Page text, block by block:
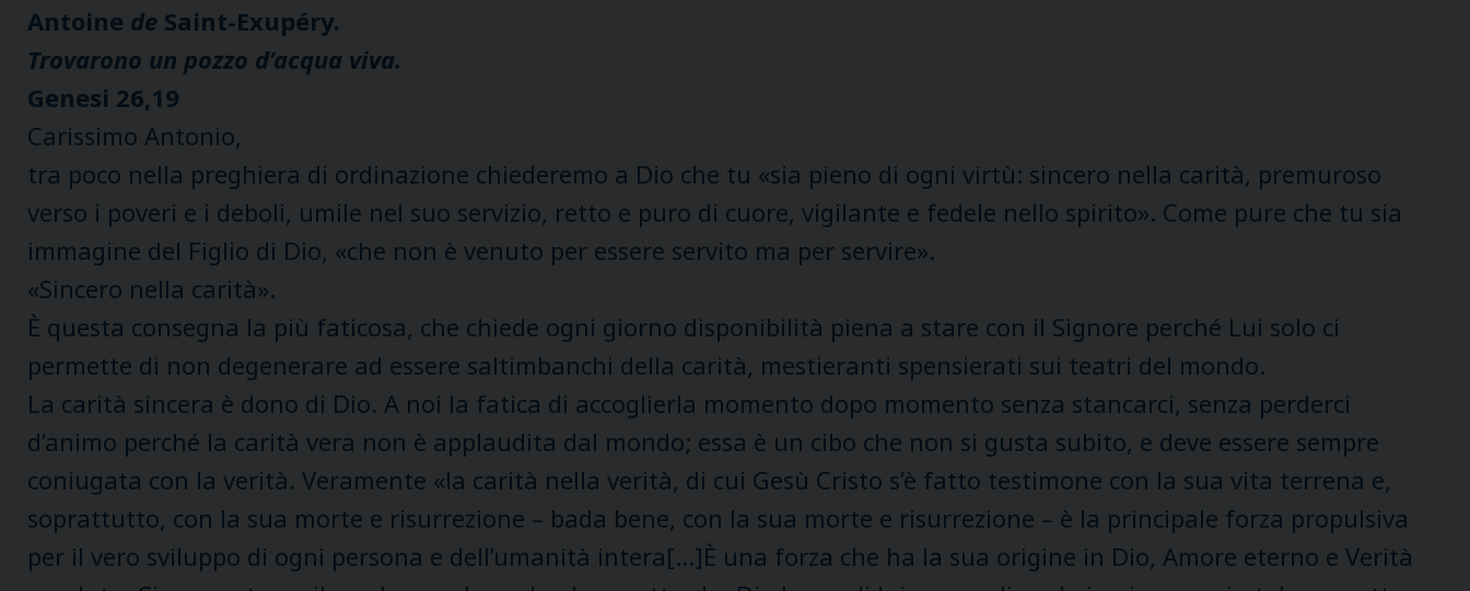
Antoine de Saint-Exupéry.
Trovarono un pozzo d’acqua viva.
Genesi 26,19
Carissimo Antonio,
tra poco nella preghiera di ordinazione chiederemo a Dio che tu «sia pieno di ogni virtù: sincero nella carità, premuroso
verso i poveri e i deboli, umile nel suo servizio, retto e puro di cuore, vigilante e fedele nello spirito». Come pure che tu sia
immagine del Figlio di Dio, «che non è venuto per essere servito ma per servire».
«Sincero nella carità».
È questa consegna la più faticosa, che chiede ogni giorno disponibilità piena a stare con il Signore perché Lui solo ci
permette di non degenerare ad essere saltimbanchi della carità, mestieranti spensierati sui teatri del mondo.
La carità sincera è dono di Dio. A noi la fatica di accoglierla momento dopo momento senza stancarci, senza perderci
d’animo perché la carità vera non è applaudita dal mondo; essa è un cibo che non si gusta subito, e deve essere sempre
coniugata con la verità. Veramente «la carità nella verità, di cui Gesù Cristo s’è fatto testimone con la sua vita terrena e,
soprattutto, con la sua morte e risurrezione – bada bene, con la sua morte e risurrezione – è la principale forza propulsiva
per il vero sviluppo di ogni persona e dell’umanità intera[…]È una forza che ha la sua origine in Dio, Amore eterno e Verità